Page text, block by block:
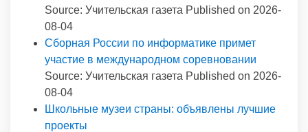
Source: Учительская газета Published on 2026-
08-04
Сборная России по информатике примет
участие в международном соревновании
Source: Учительская газета Published on 2026-
08-04
Школьные музеи страны: объявлены лучшие
проекты